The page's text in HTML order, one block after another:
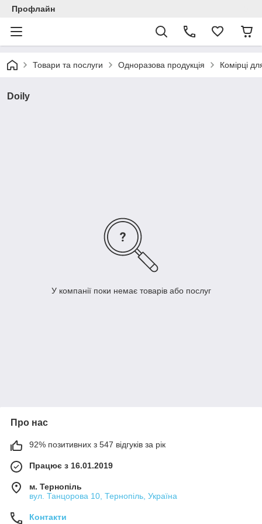
Профлайн
Товари та послуги Одноразова продукція Комірці
Doily
У компанії поки немає товарів або послуг
Про нас
92% позитивних з 547 відгуків за рік
Працює з 16.01.2019
м. Тернопіль
вул. Танцорова 10, Тернопіль, Україна
Контакти